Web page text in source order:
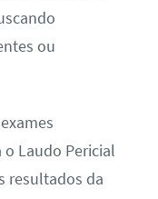
ou
Laudo Pericial
resultados da